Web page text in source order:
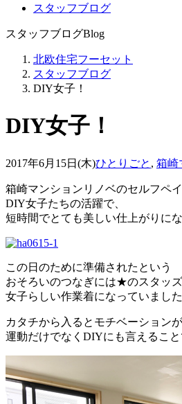
スタッフブログ
スタッフブログBlog
北欧住宅フーセット
スタッフブログ
DIY女子！
DIY女子！
2017年6月15日(木)ひとりごと , 箱崎
箱崎マンションリノベのセルフペイ
DIY女子たちの活躍で、
短時間でとても美しい仕上がりにな
この日のために準備されたという
おそろいのつなぎには★のスタッズ
女子らしい作業着になっていました
カタチから入るとモチベーション
運動だけでなくDIYにも言えること